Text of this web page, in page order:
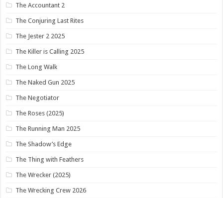
The Accountant 2
The Conjuring Last Rites
The Jester 2 2025
The Killer is Calling 2025
The Long Walk
The Naked Gun 2025
The Negotiator
The Roses (2025)
The Running Man 2025
The Shadow’s Edge
The Thing with Feathers
The Wrecker (2025)
The Wrecking Crew 2026